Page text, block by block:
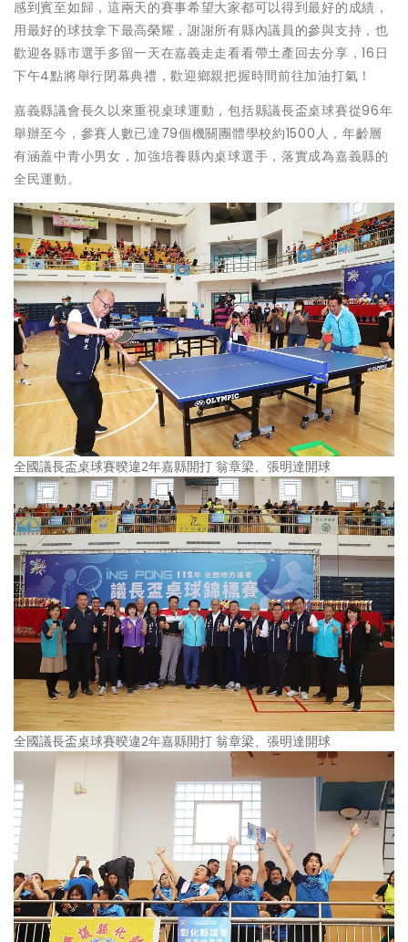
感到賓至如歸，這兩天的賽事希望大家都可以得到最好的成績，
用最好的球技拿下最高榮耀，謝謝所有縣內議員的參與支持，也
歡迎各縣市選手多留一天在嘉義走走看看帶土產回去分享，16日
下午4點將舉行閉幕典禮，歡迎鄉親把握時間前往加油打氣！
嘉義縣議會長久以來重視桌球運動，包括縣議長盃桌球賽從96年
舉辦至今，參賽人數已達79個機關團體學校約1500人，年齡層
有涵蓋中青小男女，加強培養縣內桌球選手，落實成為嘉義縣的
全民運動。
全國議長盃桌球賽暌違2年嘉縣開打 翁章梁、張明達開球
全國議長盃桌球賽暌違2年嘉縣開打 翁章梁、張明達開球